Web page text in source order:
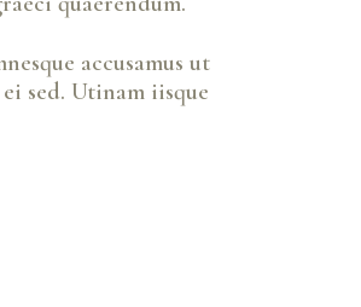
accusamus ut
sed. Utinam iisque